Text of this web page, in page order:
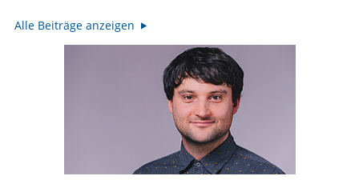
Alle Beiträge anzeigen